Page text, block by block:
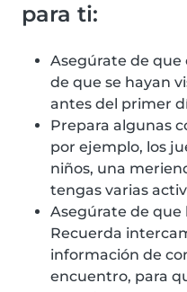
para ti:
Asegúrate de que
de que se hayan
antes del primer
Prepara algunas
por ejemplo, los
niños, una
tengas varias
Asegúrate de que
Recuerda
información de
encuentro, para